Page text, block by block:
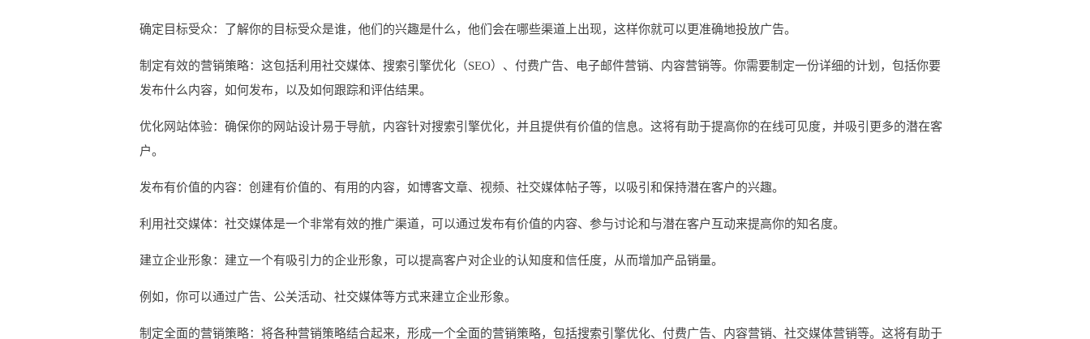
确定目标受众：了解你的目标受众是谁，他们的兴趣是什么，他们会在哪些渠道上出现，这样你就可以更准确地投放广告。
制定有效的营销策略：这包括利用社交媒体、搜索引擎优化（SEO）、付费广告、电子邮件营销、内容营销等。你需要制定一份详细的计划，包括你要
发布什么内容，如何发布，以及如何跟踪和评估结果。
优化网站体验：确保你的网站设计易于导航，内容针对搜索引擎优化，并且提供有价值的信息。这将有助于提高你的在线可见度，并吸引更多的潜在客
户。
发布有价值的内容：创建有价值的、有用的内容，如博客文章、视频、社交媒体帖子等，以吸引和保持潜在客户的兴趣。
利用社交媒体：社交媒体是一个非常有效的推广渠道，可以通过发布有价值的内容、参与讨论和与潜在客户互动来提高你的知名度。
建立企业形象：建立一个有吸引力的企业形象，可以提高客户对企业的认知度和信任度，从而增加产品销量。
例如，你可以通过广告、公关活动、社交媒体等方式来建立企业形象。
制定全面的营销策略：将各种营销策略结合起来，形成一个全面的营销策略，包括搜索引擎优化、付费广告、内容营销、社交媒体营销等。这将有助于